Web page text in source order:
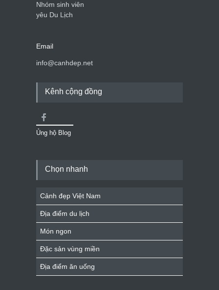
Nhóm sinh viên
yêu Du Lịch
Email
info@canhdep.net
Kênh cộng đồng
Ủng hộ Blog
Chọn nhanh
Cảnh đẹp Việt Nam
Địa điểm du lịch
Món ngon
Đặc sản vùng miền
Địa điểm ăn uống